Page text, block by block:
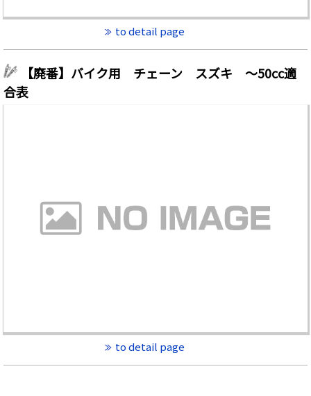
to detail page
【廃番】バイク用 チェーン スズキ ～50cc適
合表
to detail page